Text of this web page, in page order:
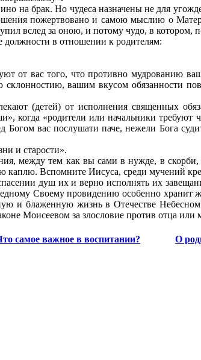
на брак. Но чудеса назначены не для
пожертвовано и самою мыслию о
вслед за оною, и потому чудо, в котором,
должности в отношении к родителям:
от вас того, что противно мудрованию
вашим вкусом обязанности
(детей) от исполнения священных
когда «родители или начальники требуют
Богом вас послушати паче, нежели Бога
и старости».
между тем как вы сами в нужде, в
Вспомните Иисуса, среди мучений
душ их и верно исполнять их
Своему провидению особенно хранит
и блаженную жизнь в Отечестве
Моисеевом за злословие против отца
самое важное в воспитании? О